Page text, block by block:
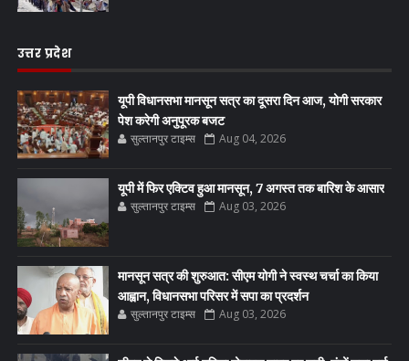
उत्तर प्रदेश
यूपी विधानसभा मानसून सत्र का दूसरा दिन आज, योगी सरकार
पेश करेगी अनुपूरक बजट
सुल्तानपुर टाइम्स Aug 04, 2026
यूपी में फिर एक्टिव हुआ मानसून, 7 अगस्त तक बारिश के आसार
सुल्तानपुर टाइम्स Aug 03, 2026
मानसून सत्र की शुरुआत: सीएम योगी ने स्वस्थ चर्चा का किया
आह्वान, विधानसभा परिसर में सपा का प्रदर्शन
सुल्तानपुर टाइम्स Aug 03, 2026